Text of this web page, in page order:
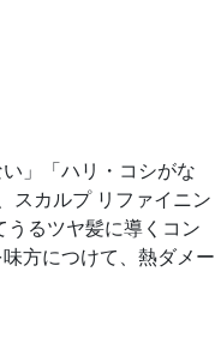
」「ハリ・コシがな
スカルプ リファイニン
るツヤ髪に導くコン
方につけて、熱ダメー